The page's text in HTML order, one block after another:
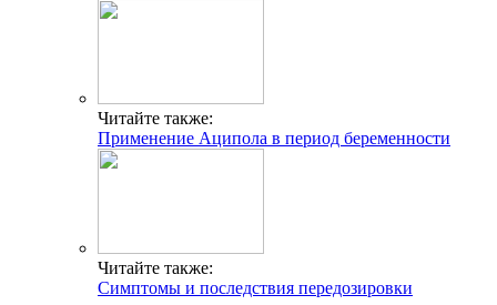
Читайте также:
Применение Аципола в период беременности
Читайте также:
Симптомы и последствия передозировки